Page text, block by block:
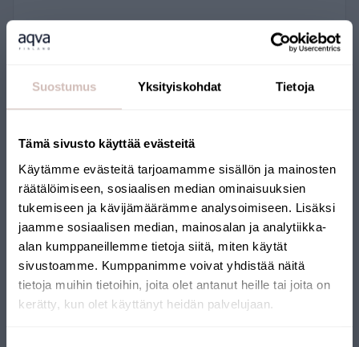
Suostumus Yksityiskohdat Tietoja
Tämä sivusto käyttää evästeitä
Käytämme evästeitä tarjoamamme sisällön ja mainosten
räätälöimiseen, sosiaalisen median ominaisuuksien
tukemiseen ja kävijämäärämme analysoimiseen. Lisäksi
jaamme sosiaalisen median, mainosalan ja analytiikka-
alan kumppaneillemme tietoja siitä, miten käytät
sivustoamme. Kumppanimme voivat yhdistää näitä
tietoja muihin tietoihin, joita olet antanut heille tai joita on
kerätty, kun olet käyttänyt heidän palvelujaan.
Coude à 90 degrés avec filetage extérieur de
34652